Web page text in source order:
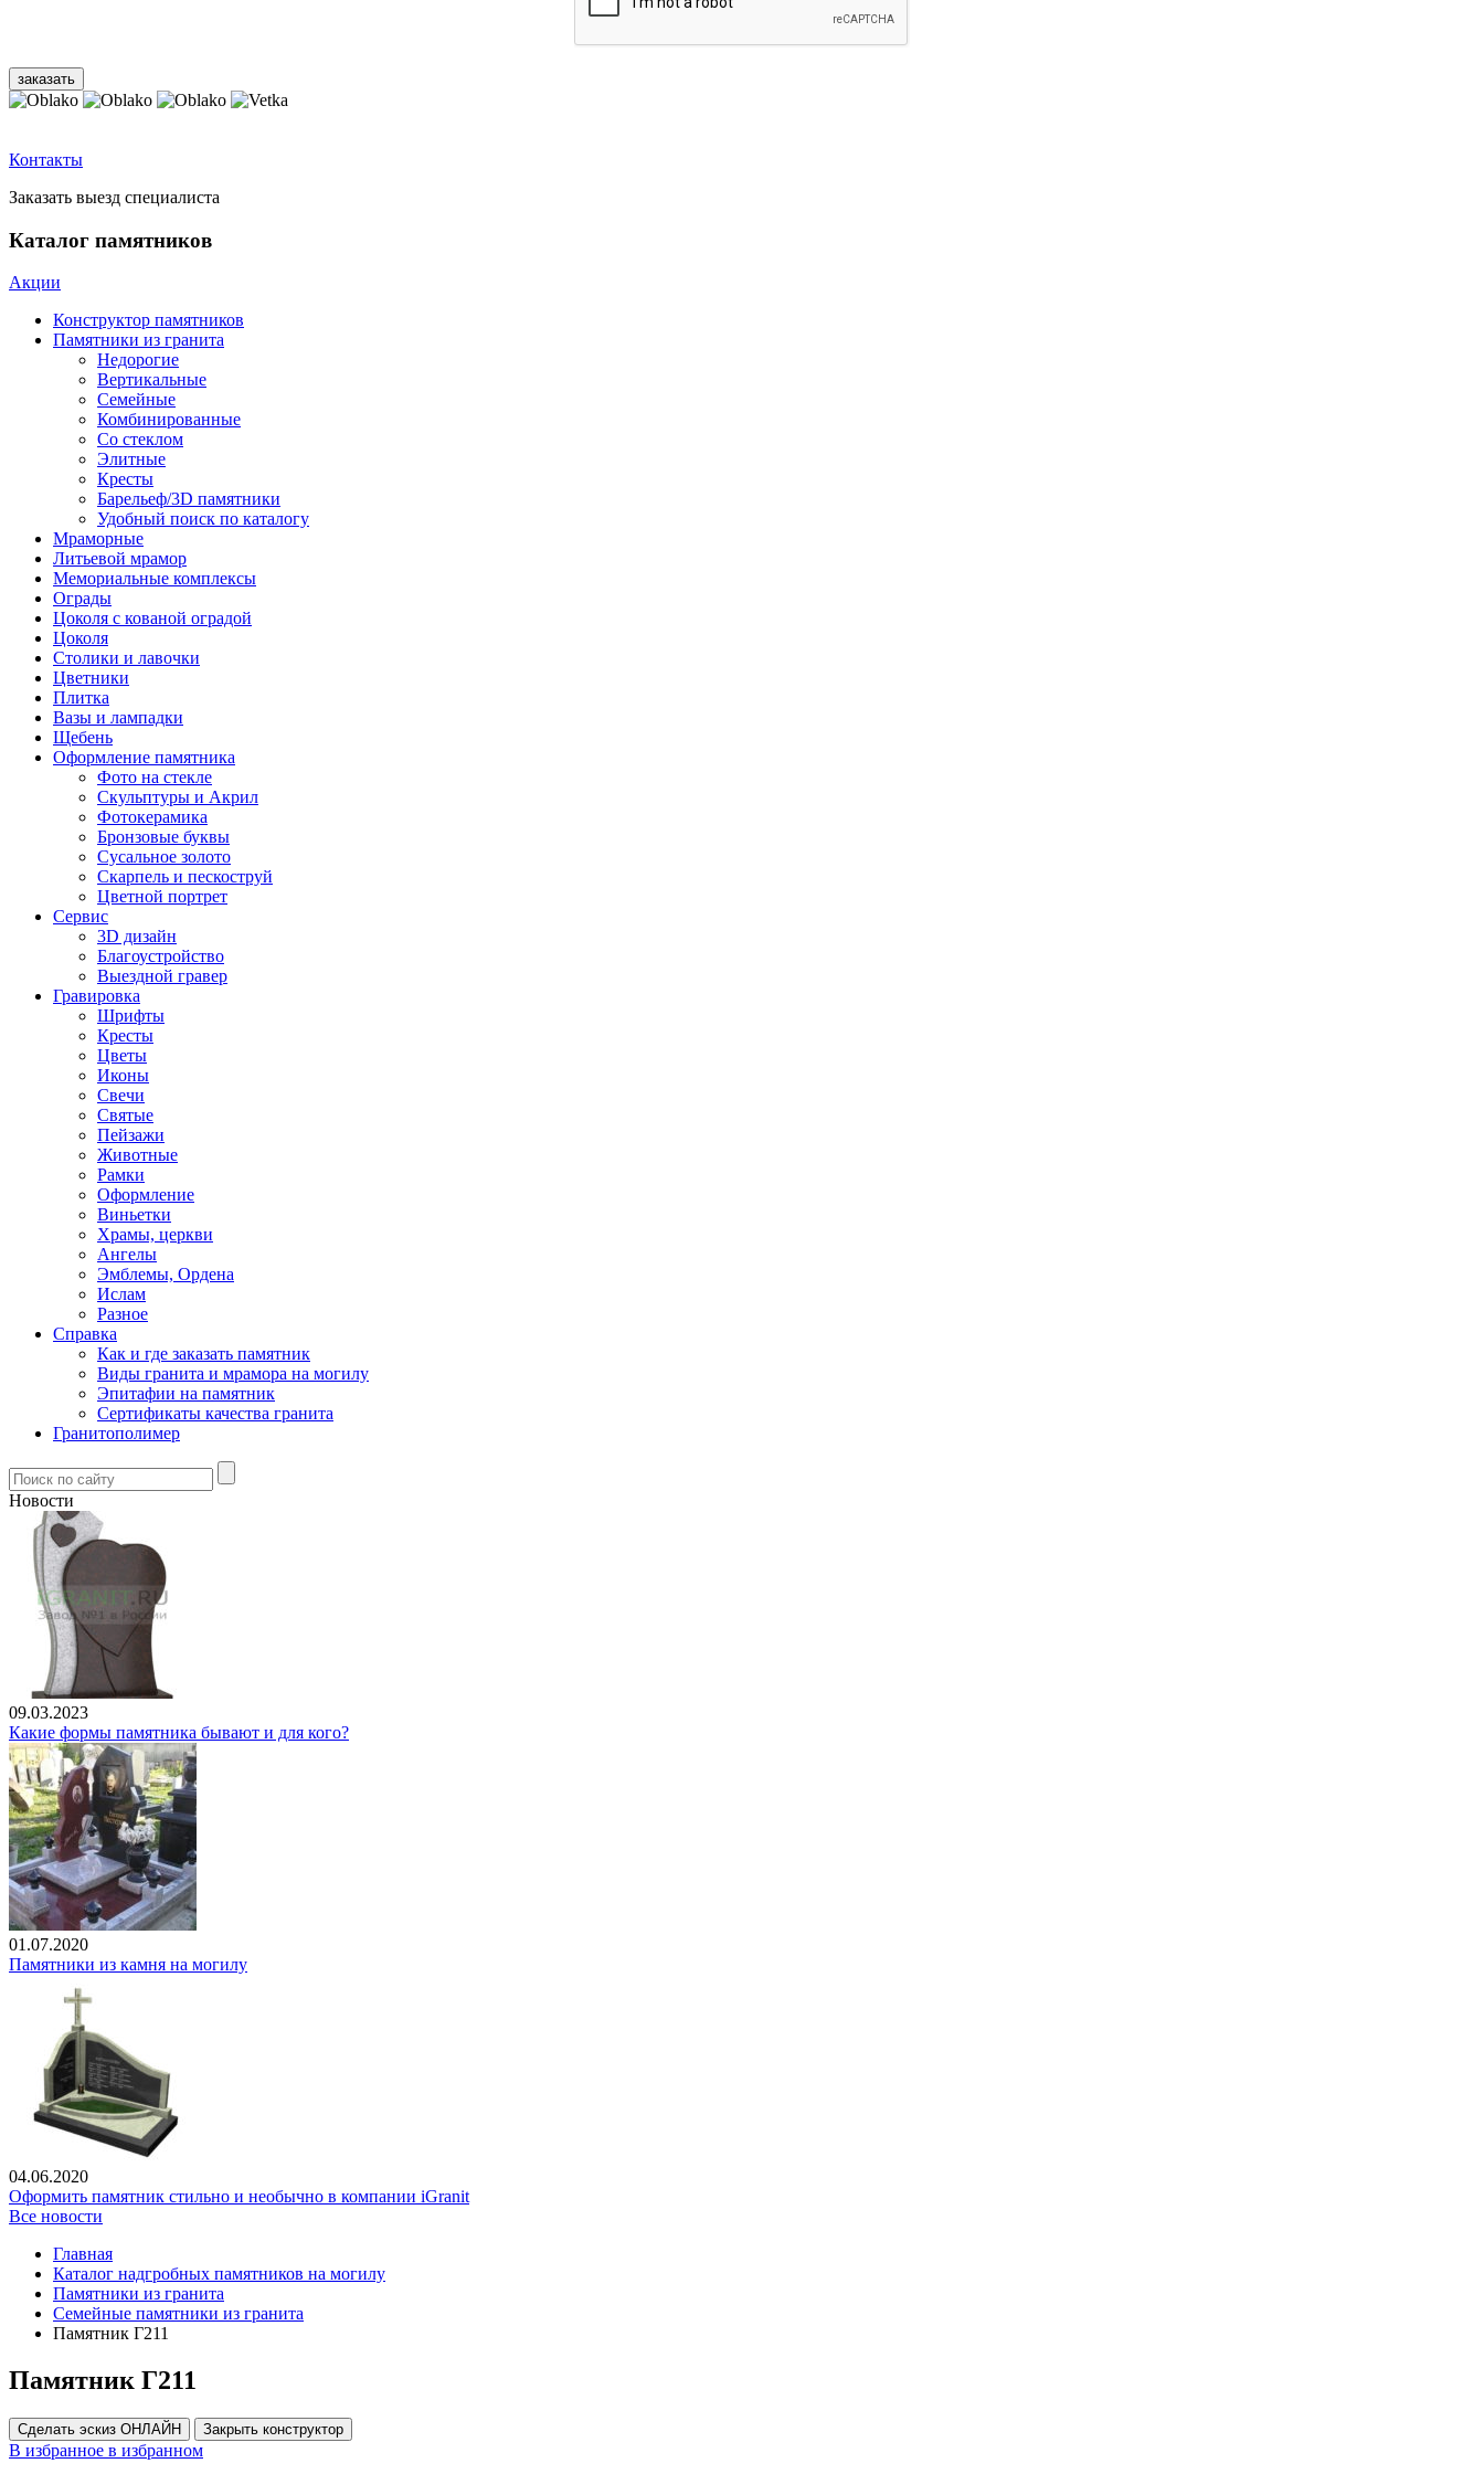
Контакты
Заказать выезд специалиста
Каталог памятников
Акции
Конструктор памятников
Памятники из гранита
Недорогие
Вертикальные
Семейные
Комбинированные
Со стеклом
Элитные
Кресты
Барельеф/3D памятники
Удобный поиск по каталогу
Мраморные
Литьевой мрамор
Мемориальные комплексы
Ограды
Цоколя с кованой оградой
Цоколя
Столики и лавочки
Цветники
Плитка
Вазы и лампадки
Щебень
Оформление памятника
Фото на стекле
Скульптуры и Акрил
Фотокерамика
Бронзовые буквы
Сусальное золото
Скарпель и пескоструй
Цветной портрет
Сервис
3D дизайн
Благоустройство
Выездной гравер
Гравировка
Шрифты
Кресты
Цветы
Иконы
Свечи
Святые
Пейзажи
Животные
Рамки
Оформление
Виньетки
Храмы, церкви
Ангелы
Эмблемы, Ордена
Ислам
Разное
Справка
Как и где заказать памятник
Виды гранита и мрамора на могилу
Эпитафии на памятник
Сертификаты качества гранита
Гранитополимер
Новости
09.03.2023
Какие формы памятника бывают и для кого?
01.07.2020
Памятники из камня на могилу
04.06.2020
Оформить памятник стильно и необычно в компании iGranit
Все новости
Главная
Каталог надгробных памятников на могилу
Памятники из гранита
Семейные памятники из гранита
Памятник Г211
Памятник Г211
Сделать эскиз ОНЛАЙН Закрыть конструктор
В избранное в избранном